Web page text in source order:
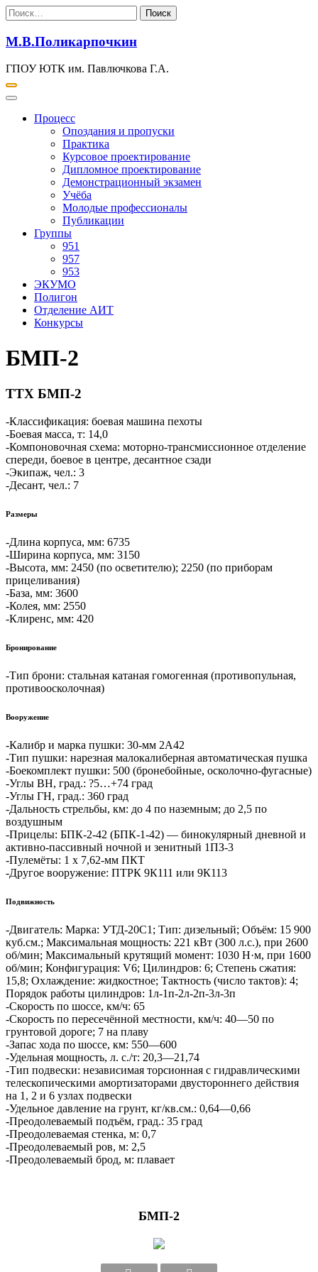
Перейти
к
содержимому
Найти:
М.В.Поликарпочкин
ГПОУ ЮТК им. Павлючкова Г.А.
Процесс
Опоздания и пропуски
Практика
Курсовое проектирование
Дипломное проектирование
Демонстрационный экзамен
Учёба
Молодые профессионалы
Публикации
Группы
951
957
953
ЭКУМО
Полигон
Отделение АИТ
Конкурсы
БМП-2
ТТХ БМП-2
-Классификация: боевая машина пехоты
-Боевая масса, т: 14,0
-Компоновочная схема: моторно-трансмиссионное отделение
спереди, боевое в центре, десантное сзади
-Экипаж, чел.: 3
-Десант, чел.: 7
Размеры
-Длина корпуса, мм: 6735
-Ширина корпуса, мм: 3150
-Высота, мм: 2450 (по осветителю); 2250 (по приборам
прицеливания)
-База, мм: 3600
-Колея, мм: 2550
-Клиренс, мм: 420
Бронирование
-Тип брони: стальная катаная гомогенная (противопульная,
противоосколочная)
Вооружение
-Калибр и марка пушки: 30-мм 2А42
-Тип пушки: нарезная малокалиберная автоматическая пушка
-Боекомплект пушки: 500 (бронебойные, осколочно-фугасные)
-Углы ВН, град.: ?5…+74 град
-Углы ГН, град.: 360 град
-Дальность стрельбы, км: до 4 по наземным; до 2,5 по
воздушным
-Прицелы: БПК-2-42 (БПК-1-42) — бинокулярный дневной и
активно-пассивный ночной и зенитный 1ПЗ-3
-Пулемёты: 1 х 7,62-мм ПКТ
-Другое вооружение: ПТРК 9К111 или 9К113
Подвижность
-Двигатель: Марка: УТД-20С1; Тип: дизельный; Объём: 15 900
куб.см.; Максимальная мощность: 221 кВт (300 л.с.), при 2600
об/мин; Максимальный крутящий момент: 1030 Н·м, при 1600
об/мин; Конфигурация: V6; Цилиндров: 6; Степень сжатия:
15,8; Охлаждение: жидкостное; Тактность (число тактов): 4;
Порядок работы цилиндров: 1л-1п-2л-2п-3л-3п
-Скорость по шоссе, км/ч: 65
-Скорость по пересечённой местности, км/ч: 40—50 по
грунтовой дороге; 7 на плаву
-Запас хода по шоссе, км: 550—600
-Удельная мощность, л. с./т: 20,3—21,74
-Тип подвески: независимая торсионная с гидравлическими
телескопическими амортизаторами двустороннего действия
на 1, 2 и 6 узлах подвески
-Удельное давление на грунт, кг/кв.см.: 0,64—0,66
-Преодолеваемый подъём, град.: 35 град
-Преодолеваемая стенка, м: 0,7
-Преодолеваемый ров, м: 2,5
-Преодолеваемый брод, м: плавает
БМП-2